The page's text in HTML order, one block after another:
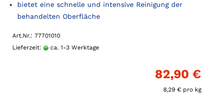
bietet eine schnelle und intensive Reinigung der
behandelten Oberfläche
Art.Nr.: 77701010
Lieferzeit:
ca. 1-3 Werktage
82,90 €
8,29 € pro kg